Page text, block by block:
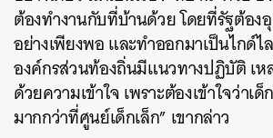
ต้องทำงานกับที่บ้านด้วย โดยที่รัฐต้อ
อย่างเพียงพอ และทำออกมาเป็นไกด์
องค์กรส่วนท้องถิ่นมีแนวทางปฏิบัติ เห
ด้วยความเข้าใจ เพราะต้องเข้าใจว่าเ
มากกว่าที่ศูนย์เด็กเล็ก” เขากล่าว